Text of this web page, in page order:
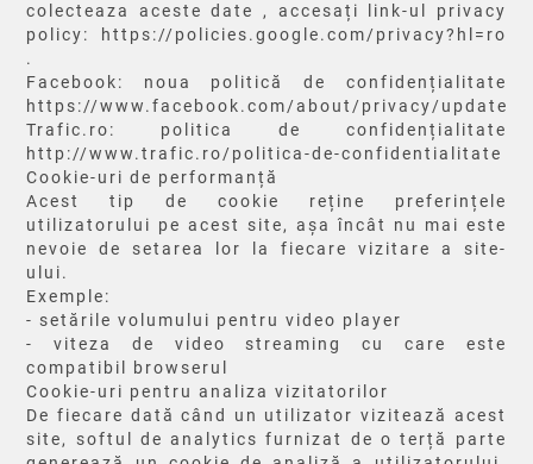
colecteaza aceste date , accesați link-ul privacy
policy: https://policies.google.com/privacy?hl=ro
.
Facebook: noua politică de confidențialitate
https://www.facebook.com/about/privacy/update
Trafic.ro: politica de confidențialitate
http://www.trafic.ro/politica-de-confidentialitate
Cookie-uri de performanță
Acest tip de cookie reține preferințele
utilizatorului pe acest site, așa încât nu mai este
nevoie de setarea lor la fiecare vizitare a site-
ului.
Exemple:
- setările volumului pentru video player
- viteza de video streaming cu care este
compatibil browserul
Cookie-uri pentru analiza vizitatorilor
De fiecare dată când un utilizator vizitează acest
site, softul de analytics furnizat de o terță parte